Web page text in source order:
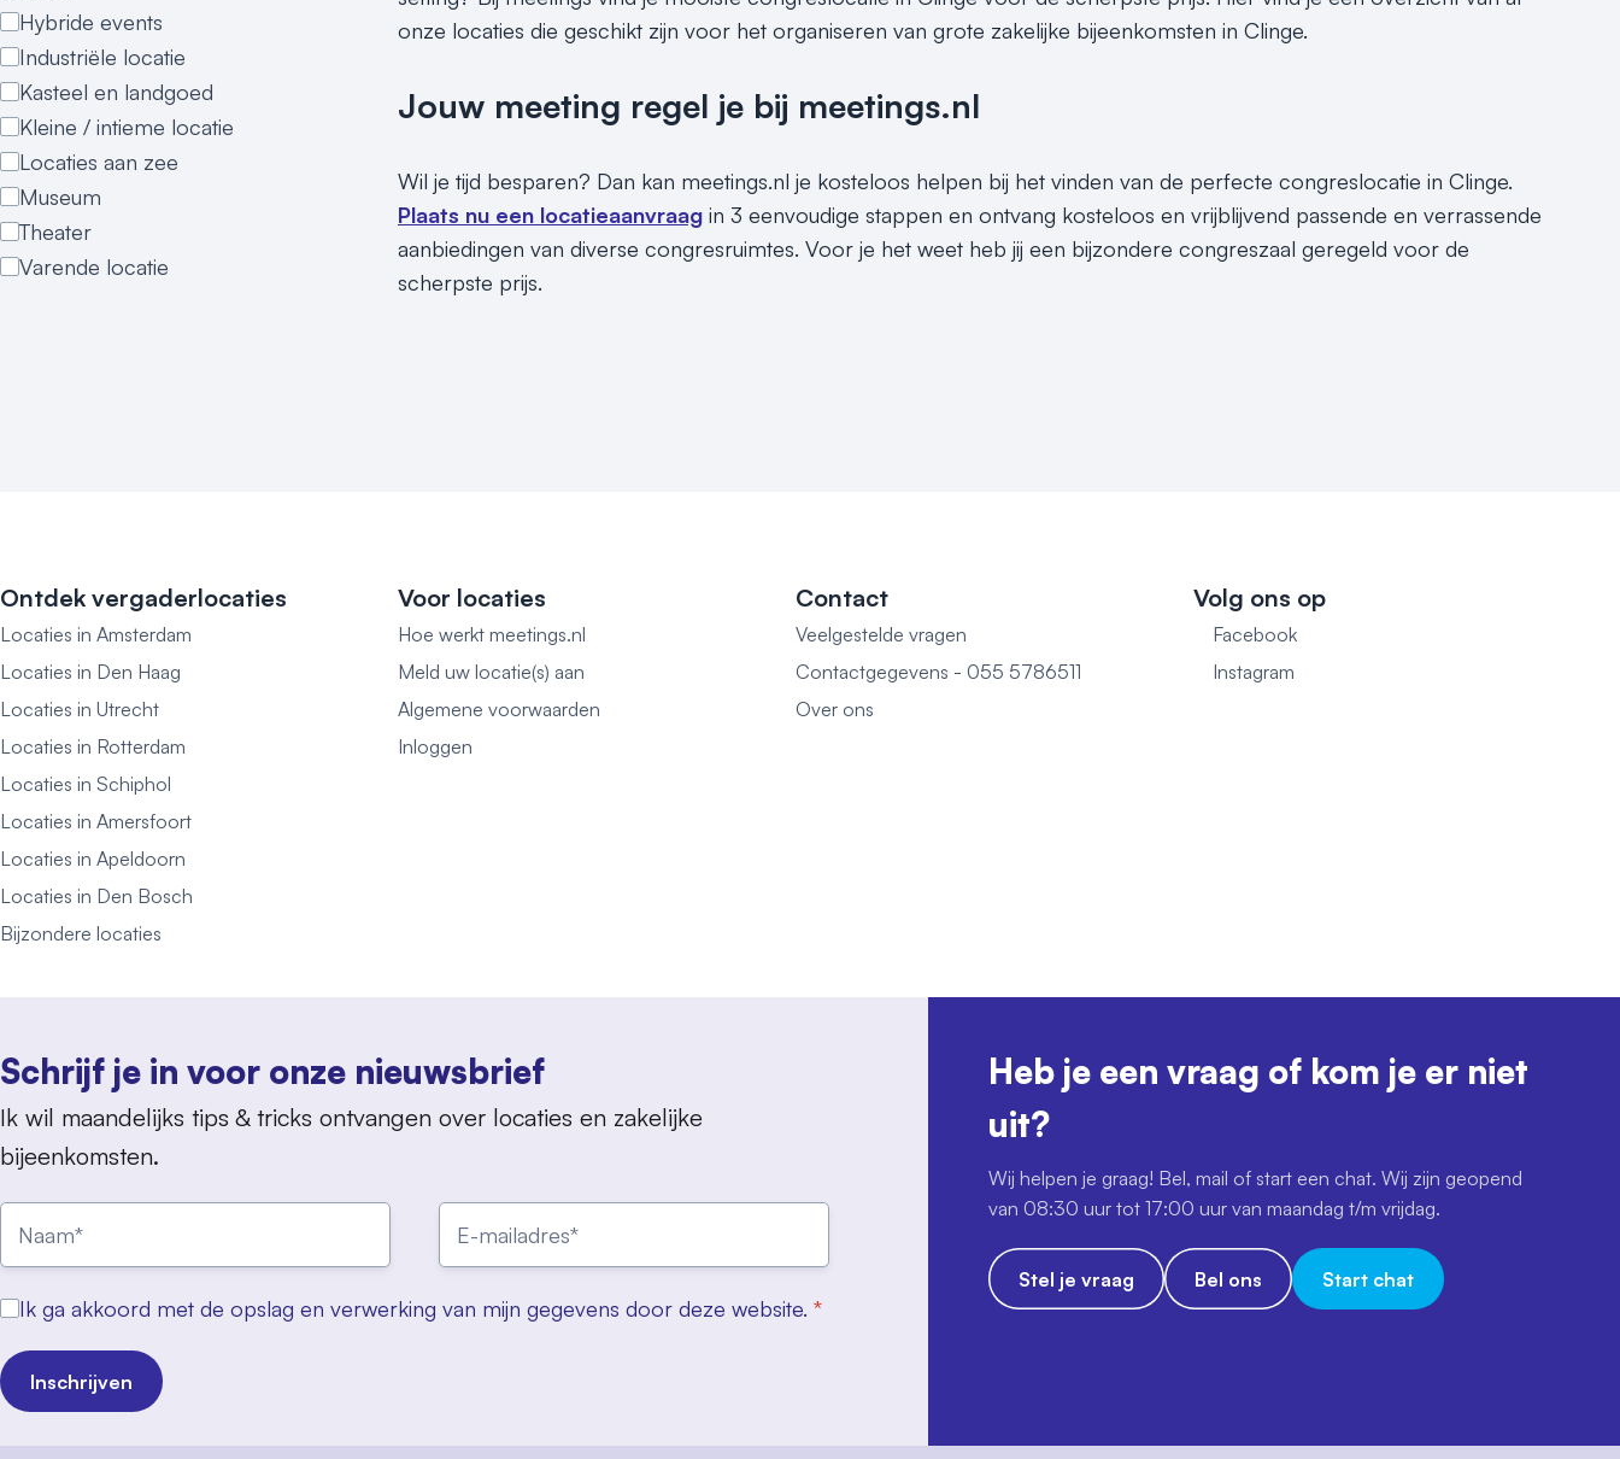
Hybride events
Industriële locatie
Kasteel en landgoed
Kleine / intieme locatie
Locaties aan zee
Museum
Theater
Varende locatie
onze locaties die geschikt zijn voor het organiseren van grote zakelijke bijeenkomsten in Clinge.
Jouw meeting regel je bij meetings.nl
Wil je tijd besparen? Dan kan meetings.nl je kosteloos helpen bij het vinden van de perfecte congreslocatie in Clinge.
Plaats nu een locatieaanvraag in 3 eenvoudige stappen en ontvang kosteloos en vrijblijvend passende en verrassende
aanbiedingen van diverse congresruimtes. Voor je het weet heb jij een bijzondere congreszaal geregeld voor de
scherpste prijs.
Ontdek vergaderlocaties
Locaties in Amsterdam
Locaties in Den Haag
Locaties in Utrecht
Locaties in Rotterdam
Locaties in Schiphol
Locaties in Amersfoort
Locaties in Apeldoorn
Locaties in Den Bosch
Bijzondere locaties
Voor locaties
Hoe werkt meetings.nl
Meld uw locatie(s) aan
Algemene voorwaarden
Inloggen
Contact
Veelgestelde vragen
Contactgegevens - 055 5786511
Over ons
Volg ons op
Facebook
Instagram
Schrijf je in voor onze nieuwsbrief
Ik wil maandelijks tips & tricks ontvangen over locaties en zakelijke
bijeenkomsten.
Ik ga akkoord met de opslag en verwerking van mijn gegevens door deze website. *
Inschrijven
Heb je een vraag of kom je er niet
uit?
Wij helpen je graag! Bel, mail of start een chat. Wij zijn geopend
van 08:30 uur tot 17:00 uur van maandag t/m vrijdag.
Stel je vraag Bel ons Start chat